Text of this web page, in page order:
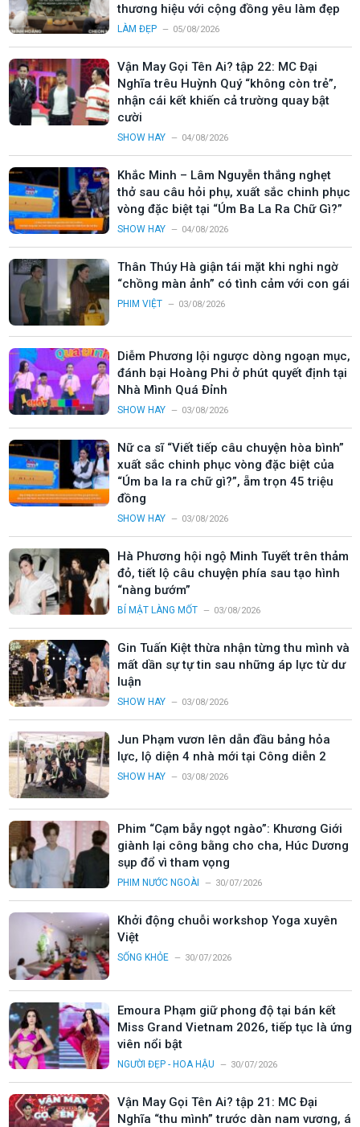
thương hiệu với cộng đồng yêu làm đẹp
LÀM ĐẸP 05/08/2026
Vận May Gọi Tên Ai? tập 22: MC Đại
Nghĩa trêu Huỳnh Quý “không còn trẻ”,
nhận cái kết khiến cả trường quay bật
cười
SHOW HAY 04/08/2026
Khắc Minh – Lâm Nguyễn thắng nghẹt
thở sau câu hỏi phụ, xuất sắc chinh phục
vòng đặc biệt tại “Úm Ba La Ra Chữ Gì?”
SHOW HAY 04/08/2026
Thân Thúy Hà giận tái mặt khi nghi ngờ
“chồng màn ảnh” có tình cảm với con gái
PHIM VIỆT 03/08/2026
Diễm Phương lội ngược dòng ngoạn mục,
đánh bại Hoàng Phi ở phút quyết định tại
Nhà Mình Quá Đỉnh
SHOW HAY 03/08/2026
Nữ ca sĩ “Viết tiếp câu chuyện hòa bình”
xuất sắc chinh phục vòng đặc biệt của
“Úm ba la ra chữ gì?”, ẵm trọn 45 triệu
đồng
SHOW HAY 03/08/2026
Hà Phương hội ngộ Minh Tuyết trên thảm
đỏ, tiết lộ câu chuyện phía sau tạo hình
“nàng bướm”
BÍ MẬT LÀNG MỐT 03/08/2026
Gin Tuấn Kiệt thừa nhận từng thu mình và
mất dần sự tự tin sau những áp lực từ dư
luận
SHOW HAY 03/08/2026
Jun Phạm vươn lên dẫn đầu bảng hỏa
lực, lộ diện 4 nhà mới tại Công diễn 2
SHOW HAY 03/08/2026
Phim “Cạm bẫy ngọt ngào”: Khương Giới
giành lại công bằng cho cha, Húc Dương
sụp đổ vì tham vọng
PHIM NƯỚC NGOÀI 30/07/2026
Khởi động chuỗi workshop Yoga xuyên
Việt
SỐNG KHỎE 30/07/2026
Emoura Phạm giữ phong độ tại bán kết
Miss Grand Vietnam 2026, tiếp tục là ứng
viên nổi bật
NGƯỜI ĐẸP - HOA HẬU 30/07/2026
Vận May Gọi Tên Ai? tập 21: MC Đại
Nghĩa “thu mình” trước dàn nam vương, á